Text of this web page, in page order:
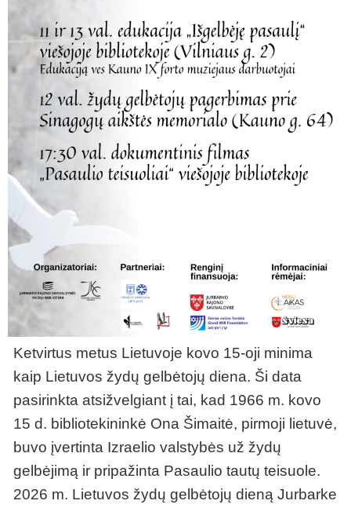
Ketvirtus metus Lietuvoje kovo 15-oji minima
kaip Lietuvos žydų gelbėtojų diena. Ši data
pasirinkta atsižvelgiant į tai, kad 1966 m. kovo
15 d. bibliotekininkė Ona Šimaitė, pirmoji lietuvė,
buvo įvertinta Izraelio valstybės už žydų
gelbėjimą ir pripažinta Pasaulio tautų teisuole.
2026 m. Lietuvos žydų gelbėtojų dieną Jurbarke